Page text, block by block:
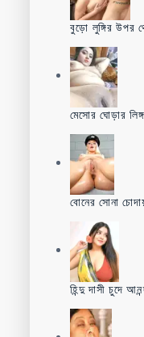
বুড়ো লুঙ্গির উপর
মেসোর ঘোড়ার
বোনের সোনা
হিন্দু দাসী চুদে